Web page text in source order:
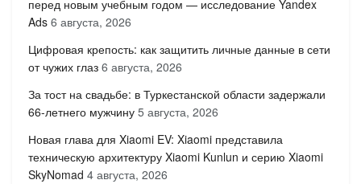
перед новым учебным годом — исследование Yandex
Ads 6 августа, 2026
Цифровая крепость: как защитить личные данные в сети
от чужих глаз 6 августа, 2026
За тост на свадьбе: в Туркестанской области задержали
66-летнего мужчину 5 августа, 2026
Новая глава для Xiaomi EV: Xiaomi представила
техническую архитектуру Xiaomi Kunlun и серию Xiaomi
SkyNomad 4 августа, 2026